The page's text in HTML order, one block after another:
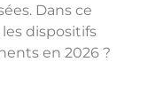
Dans ce
dispositifs
en 2026 ?